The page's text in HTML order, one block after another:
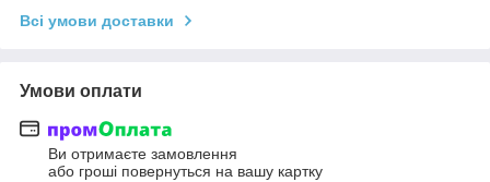
Всі умови доставки
Умови оплати
Ви отримаєте замовлення
або гроші повернуться на вашу картку